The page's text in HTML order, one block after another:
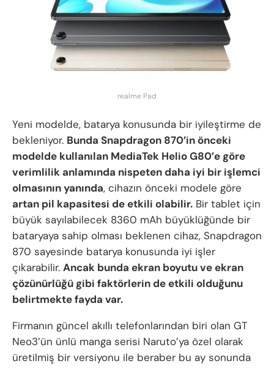
realme Pad
Yeni modelde, batarya konusunda bir iyileştirme de
bekleniyor. Bunda Snapdragon 870’in önceki
modelde kullanılan MediaTek Helio G80’e göre
verimlilik anlamında nispeten daha iyi bir işlemci
olmasının yanında, cihazın önceki modele göre
artan pil kapasitesi de etkili olabilir. Bir tablet için
büyük sayılabilecek 8360 mAh büyüklüğünde bir
bataryaya sahip olması beklenen cihaz, Snapdragon
870 sayesinde batarya konusunda iyi işler
çıkarabilir. Ancak bunda ekran boyutu ve ekran
çözünürlüğü gibi faktörlerin de etkili olduğunu
belirtmekte fayda var.
Firmanın güncel akıllı telefonlarından biri olan GT
Neo3’ün ünlü manga serisi Naruto’ya özel olarak
üretilmiş bir versiyonu ile beraber bu ay sonunda